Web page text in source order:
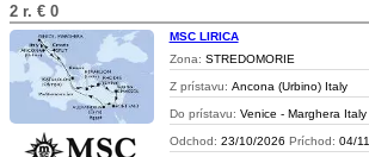
2 r. € 0
MSC LIRICA
Zona: STREDOMORIE
Z prístavu: Ancona (Urbino) Italy
Do prístavu: Venice - Marghera Italy
Odchod: 23/10/2026 Príchod: 04/